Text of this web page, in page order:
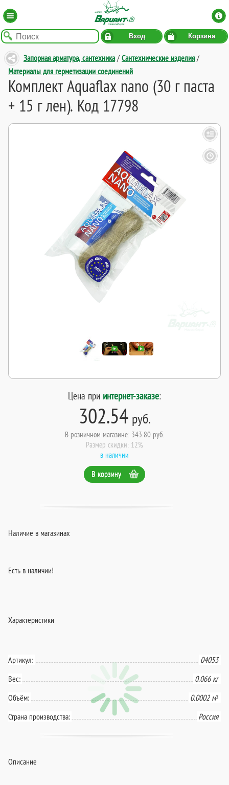
Вход Корзина
Запорная арматура, сантехника/ Сантехнические изделия /
Материалы для герметизации соединений
Комплект Aquaflax nano (30 г паста
+ 15 г лен). Код 17798
Цена при интернет-заказе:
302.54руб.
В розничном магазине: 343.80 руб.
Размер скидки: 12%
в наличии
В корзину
Наличие в магазинах
Есть в наличии!
Характеристики
Артикул:
04053
Вес:
0.066 кг
Объём:
0.0002 м³
Страна производства:
Россия
Описание